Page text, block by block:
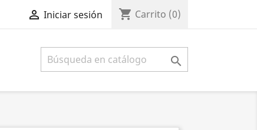
 Iniciar sesión shopping_cart Carrito (0)
